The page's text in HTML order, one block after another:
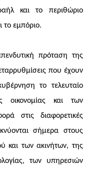
και το περιθώριο
το εμπόριο.
πρόταση της
που έχουν
το τελευταίο
οικονομίας και των
στις διαφορετικές
σήμερα στους
και των ακινήτων, της
των υπηρεσιών